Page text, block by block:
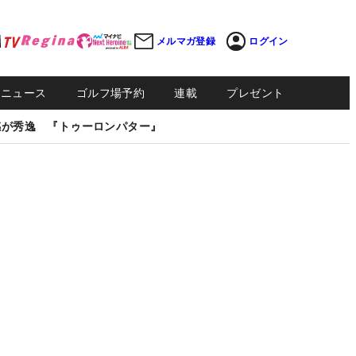
メルマガ登録 ログイン
ュース ゴルフ場予約 連載 プレゼント
秀逸 『トゥーロンパター』